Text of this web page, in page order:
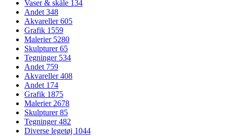
Vaser & skåle 134
Andet 348
Akvareller605
Grafik 1559
Malerier 5280
Skulpturer65
Tegninger 534
Andet 759
Akvareller408
Andet 174
Grafik 1875
Malerier 2678
Skulpturer85
Tegninger482
Diverse legetøj 1044